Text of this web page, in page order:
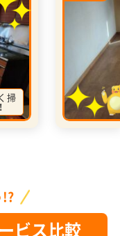
掃
!?
ビス比較